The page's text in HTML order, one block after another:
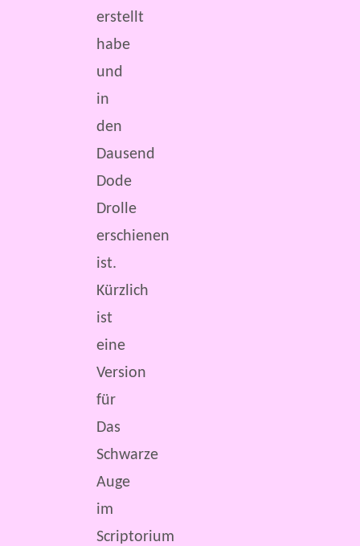
erstellt
habe
und
in
den
Dausend
Dode
Drolle
erschienen
ist.
Kürzlich
ist
eine
Version
für
Das
Schwarze
Auge
im
Scriptorium